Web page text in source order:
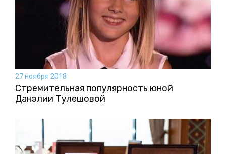
27 ноября 2018
Стремительная популярность юной
Данэлии Тулешовой